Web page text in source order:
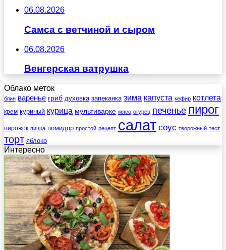
06.08.2026
Самса с ветчиной и сыром
06.08.2026
Венгерская ватрушка
Облако меток
блин варенье гриб духовка запеканка зима капуста кефир котлета
крем куриный курица мультиварке мясо огурец печенье пирог
пирожок пицца помидор простой рецепт салат соус творожный тест
торт яблоко
Интересно